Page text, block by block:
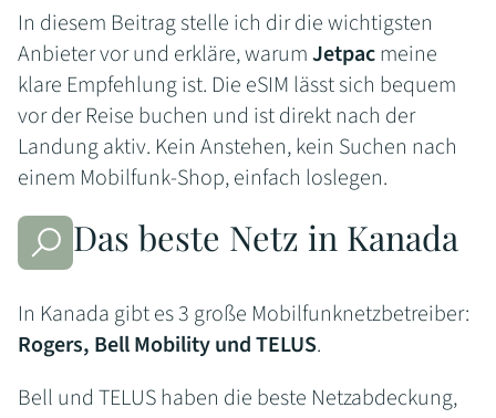
In diesem Beitrag stelle ich dir die wichtigsten
Anbieter vor und erkläre, warumJetpacmeine
klare Empfehlung ist. Die eSIM lässt sich bequem
vor der Reise buchen und ist direkt nach der
Landung aktiv. Kein Anstehen, kein Suchen nach
einem Mobilfunk-Shop, einfach loslegen.
Das beste Netz in Kanada
In Kanada gibt es 3 große Mobilfunknetzbetreiber:
Rogers, Bell Mobility und TELUS.
Bell und TELUS haben die beste Netzabdeckung,